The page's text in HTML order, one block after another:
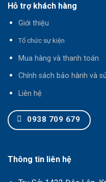
Hỗ trợ khách hàng
Giới thiệu
Tổ chức sự kiện
Mua hàng và thanh toán
Chính sách bảo hành và
Liên hệ
0938 709 679
Thông tin liên hệ